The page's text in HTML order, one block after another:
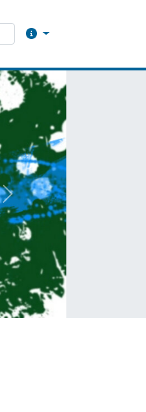
weiter